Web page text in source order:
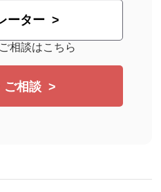
ーター
相談はこちら
ご相談